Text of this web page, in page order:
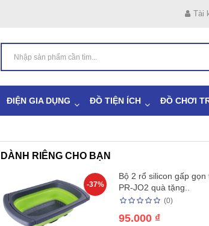
Tài
ĐIỆN GIA DỤNG ĐỒ TIỆN ÍCH ĐỒ CHƠI
DÀNH RIÊNG CHO BẠN
-37%
Bộ 2 rổ silicon gấp gọn
PR-JO2 quà tặng..
(0)
95.000 ₫